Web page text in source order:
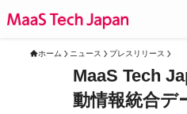
ホーム ニュース プレスリリース
MaaS Tech
動情報統合デ